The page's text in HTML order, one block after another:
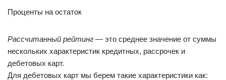
Проценты на остаток
Рассчитанный рейтинг — это среднее значение от суммы
нескольких характеристик кредитных, рассрочек и
дебетовых карт.
Для дебетовых карт мы берем такие характеристики как: